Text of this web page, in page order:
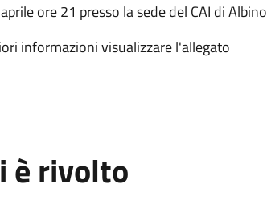
ore 21 presso la sede del CAI di Albino
informazioni visualizzare l'allegato
è rivolto